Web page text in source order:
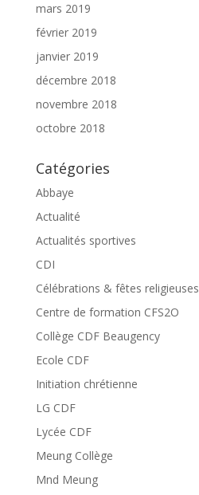
mars 2019
février 2019
janvier 2019
décembre 2018
novembre 2018
octobre 2018
Catégories
Abbaye
Actualité
Actualités sportives
CDI
Célébrations & fêtes religieuses
Centre de formation CFS2O
Collège CDF Beaugency
Ecole CDF
Initiation chrétienne
LG CDF
Lycée CDF
Meung Collège
Mnd Meung